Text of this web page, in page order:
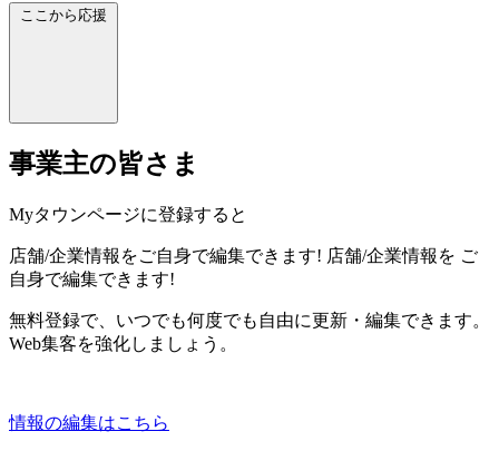
ここから応援
事業主の皆さま
Myタウンページに登録すると
店舗/企業情報をご自身で編集できます! 店舗/企業情報を ご
自身で編集できます!
無料登録で、いつでも何度でも自由に更新・編集できます。
Web集客を強化しましょう。
情報の編集はこちら